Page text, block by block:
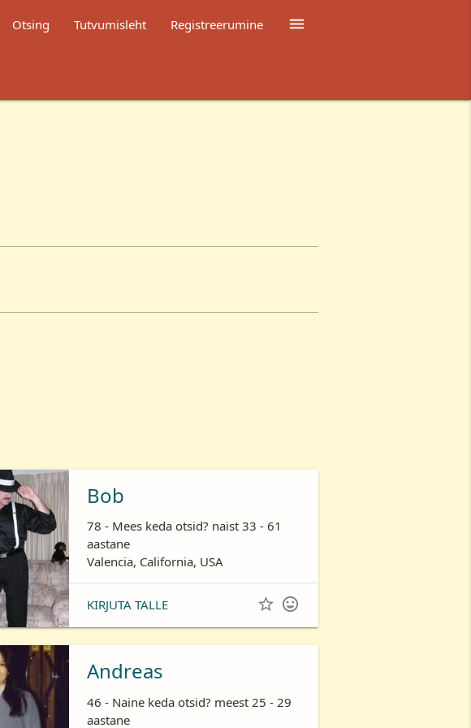

Otsing Tutvumisleht Registreerumine
Bob
78 - Mees keda otsid? naist 33 - 61
aastane
Valencia, California, USA
KIRJUTA TALLE  
Andreas
46 - Naine keda otsid? meest 25 - 29
aastane